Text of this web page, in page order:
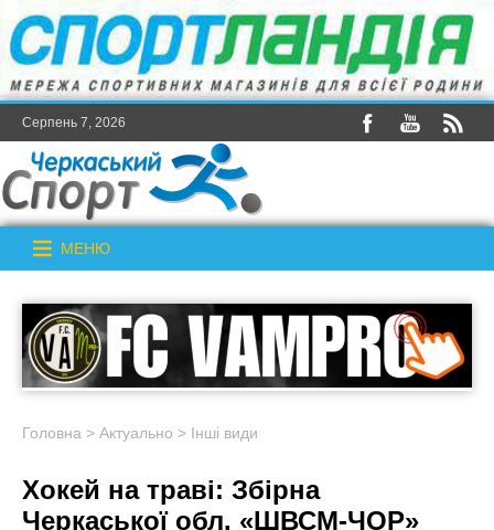
Серпень 7, 2026
МЕНЮ
Головна > Актуально > Інші види
Хокей на траві: Збірна
Черкаської обл. «ШВСМ-ЧОР»